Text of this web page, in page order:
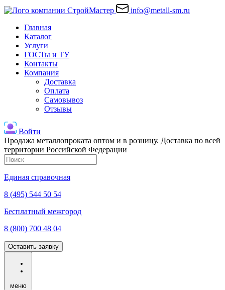
info@metall-sm.ru
Главная
Каталог
Услуги
ГОСТы и ТУ
Контакты
Компания
Доставка
Оплата
Самовывоз
Отзывы
Войти
Продажа металлопроката оптом и в розницу. Доставка по всей
территории Российской Федерации
Единая справочная
8 (495) 544 50 54
Бесплатный межгород
8 (800) 700 48 04
Оставить заявку
меню